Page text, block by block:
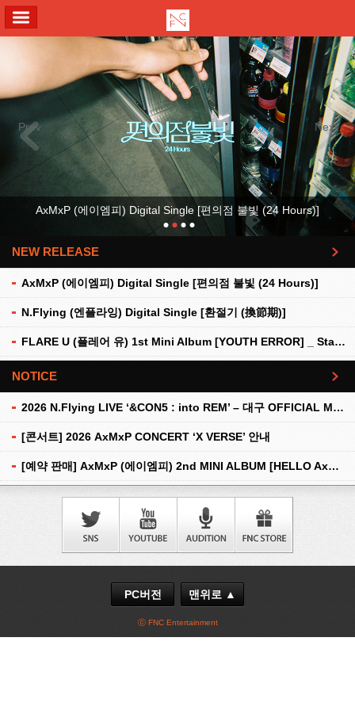
Previous Next
AxMxP (에이엠피) Digital Single [편의점 불빛 (24 Hours)]
NEW RELEASE
AxMxP (에이엠피) Digital Single [편의점 불빛 (24 Hours)]
N.Flying (엔플라잉) Digital Single [환절기 (換節期)]
FLARE U (플레어 유) 1st Mini Album [YOUTH ERROR] _ Stationery Kit Ver.
더보기
NOTICE
2026 N.Flying LIVE ‘&CON5 : into REM’ – 대구 OFFICIAL MD 현장 판매 안내
[콘서트] 2026 AxMxP CONCERT ‘X VERSE’ 안내
[예약 판매] AxMxP (에이엠피) 2nd MINI ALBUM [HELLO AxMxP] 예약 판매 안내
더보기
PC버전 맨위로 ▲
ⓒ FNC Entertainment